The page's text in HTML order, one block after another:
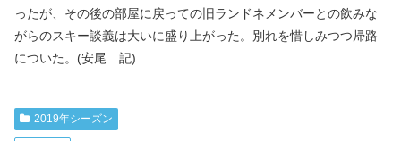
ったが、その後の部屋に戻っての旧ランドネメンバーとの飲みな
がらのスキー談義は大いに盛り上がった。別れを惜しみつつ帰路
についた。(安尾 記)
2019年シーズン